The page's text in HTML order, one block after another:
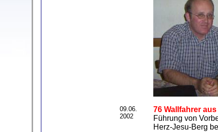
09.06.
2002
76 Wallfahrer
Führung von
Herz-Jesu-Berg